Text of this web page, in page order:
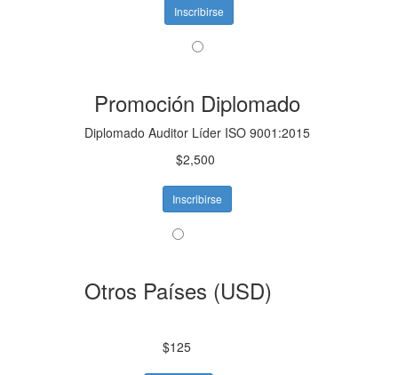
Inscribirse
Promoción Diplomado
Diplomado Auditor Líder ISO 9001:2015
$2,500
Inscribirse
Otros Países (USD)
$125